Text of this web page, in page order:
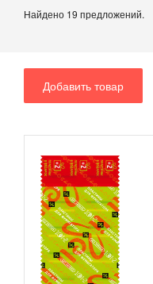
Найдено 19 предложений.
Добавить товар